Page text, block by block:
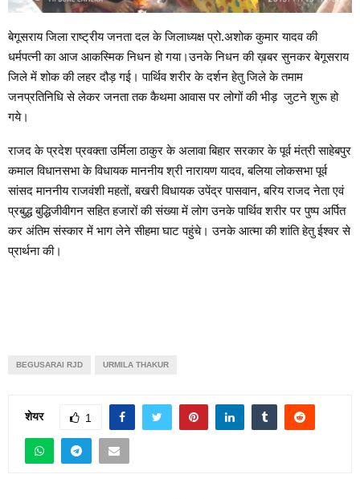
बेगूसराय जिला राष्ट्रीय जनता दल के जिलाध्यक्ष प्रो.अशोक कुमार यादव की
धर्मपत्नी का आज आकस्मिक निधन हो गया।उनके निधन की ख़बर सुनकर बेगूसराय
जिले में शोक की लहर दौड़ गई। पार्थिव शरीर के दर्शन हेतु जिले के तमाम
जनप्रतिनिधि से लेकर जनता तक कैथमा आवास पर लोगों की भीड़ जुटने शुरू हो
गये।
राजद के प्रदेश प्रवक्ता उर्मिला ठाकुर के अलावा बिहार सरकार के पूर्व मंत्री साहेबपुर
कमाल विधानसभा के विधायक माननीय श्री नारायण यादव, बलिया लोकसभा पूर्व
सांसद माननीय राजवंशी महतों, बखरी विधायक उपेंद्र पासवान, बरिय राजद नेता एवं
प्रबुद्ध बुद्धिजीवीगन सहित हजारों की संख्या में लोग उनके पार्थिव शरीर पर पुष्प अर्पित
कर अंतिम संस्कार में भाग लेने सीहमा घाट पहुंचे। उनके आत्मा की शांति हेतु ईश्वर से
प्रार्थना की।
BEGUSARAI RJD URMILA THAKUR
शेयर 1